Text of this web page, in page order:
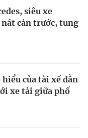
siêu xe
cản trước, tung
của tài xế dẫn
xe tải giữa phố